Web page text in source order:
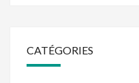
CATÉGORIES